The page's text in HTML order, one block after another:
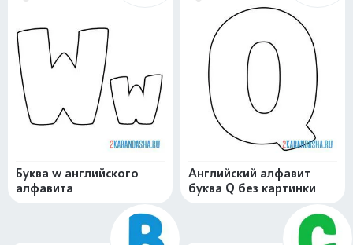
Буква w английского
алфавита
Английский алфавит
буква Q без картинки